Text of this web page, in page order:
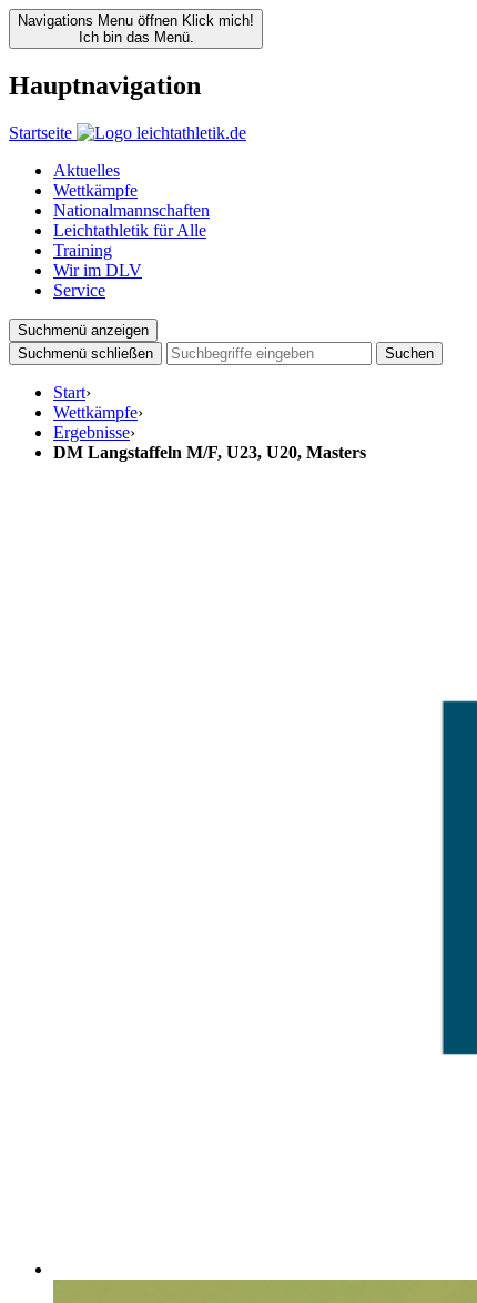
Navigations Menu öffnen Klick mich!
Ich bin das Menü.
Hauptnavigation
Startseite
Aktuelles
Wettkämpfe
Nationalmannschaften
Leichtathletik für Alle
Training
Wir im DLV
Service
Suchmenü anzeigen
Suchmenü schließen
Suchen
Start›
Wettkämpfe›
Ergebnisse›
DM Langstaffeln M/F, U23, U20, Masters